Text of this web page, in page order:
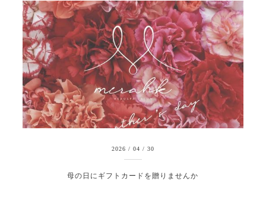
2026 / 04 / 30
母の日にギフトカードを贈りませんか